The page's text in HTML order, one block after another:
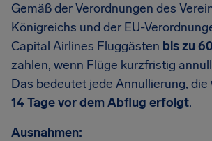
Gemäß der Verordnungen des
Königreichs und der EU-
Capital Airlines Fluggästen bis zu
zahlen, wenn Flüge kurzfristig
Das bedeutet jede Annullierung, die
14 Tage vor dem Abflug erfolgt.
Ausnahmen: